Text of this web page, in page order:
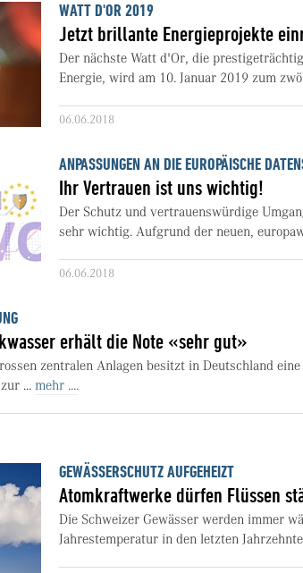
WATT D'OR 2019
Jetzt brillante Energieprojekte
Der nächste Watt d'Or, die
Energie, wird am 10. Januar 2019 zum
06.06.2018
ANPASSUNGEN AN DIE EUROPÄISCHE
Ihr Vertrauen ist uns wichtig!
Der Schutz und vertrauenswürdige
sehr wichtig. Aufgrund der neuen,
06.06.2018
erhält die Note «sehr gut»
zentralen Anlagen besitzt in Deutschland
... mehr ....
GEWÄSSERSCHUTZ AUFGEHEIZT
Atomkraftwerke dürfen Flüssen
Die Schweizer Gewässer werden immer
Jahrestemperatur in den letzten